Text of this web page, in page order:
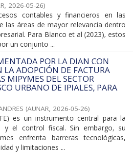
, 2026-05-26)
contables y financieros en las
las áreas de mayor relevancia dentro
Para Blanco et al (2023), estos
un conjunto ...
POR LA DIAN CON
LA ADOPCIÓN DE FACTURA
MIPYMES DEL SECTOR
URBANO DE IPIALES, PARA
(AUNAR, 2026-05-26)
es un instrumento central para la
y el control fiscal. Sin embargo, su
enfrenta barreras tecnológicas,
y limitaciones ...